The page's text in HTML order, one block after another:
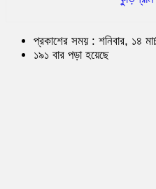
প্রকাশের সময় : শনিবার, ১৪
১৯১ বার পড়া হয়েছে